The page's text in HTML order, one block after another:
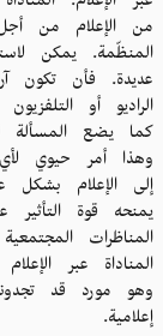
من الإعلام من
المنظّمة. يمكن
عديدة. فأن تكون
الراديو أو
كما يضع المسألة
وهذا أمر حيوي
إلى الإعلام بشكل
يمنحه قوة
المناداة عبر
وهو مورد قد
إعلامية.